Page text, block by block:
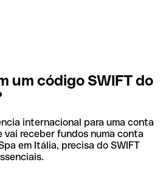
um código SWIFT do
internacional para uma conta
vai receber fundos numa conta
em Itália, precisa do SWIFT